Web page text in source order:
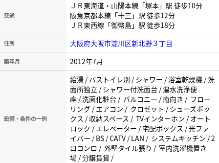
交通
ＪＲ東海道・山陽本線「塚本」駅 徒歩10分
阪急京都本線「十三」駅 徒歩12分
ＪＲ東西線「御幣島」駅 徒歩18分
住所 大阪府大阪市淀川区新北野３丁目
築年月 2012年7月
設備・条件の一例
給湯 / バストイレ別 / シャワー / 浴室乾燥機 / 洗
面所独立 / シャワー付洗面台 / 温水洗浄便
座 / 洗面化粧台 / バルコニー / 南向き / フロー
リング / エアコン / クロゼット / シューズボッ
クス / 収納スペース / TVインターホン / オート
ロック / エレベーター / 宅配ボックス / 光ファ
イバー / BS / CATV / LAN / システムキッチン / 2
口コンロ / 外壁タイル張り / 室内洗濯機置き
場 / 分譲賃貸 /